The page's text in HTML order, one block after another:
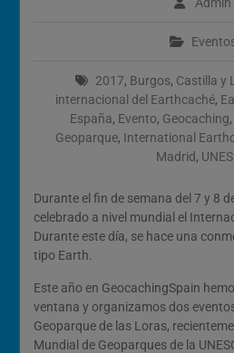
Próximo Eclipse Solar
2017, Burgos, Castilla y
internacional del Earthcaché,
España, Evento, Geocaching,
Geoparque, International
Madrid,
Durante el fin de semana del 7 y 8
celebrado a nivel mundial el
Durante este día, se hace una
tipo Earth.
Este año en GeocachingSpain
ventana y organizamos dos
Geoparque de las Loras,
Mundial de Geoparques de la